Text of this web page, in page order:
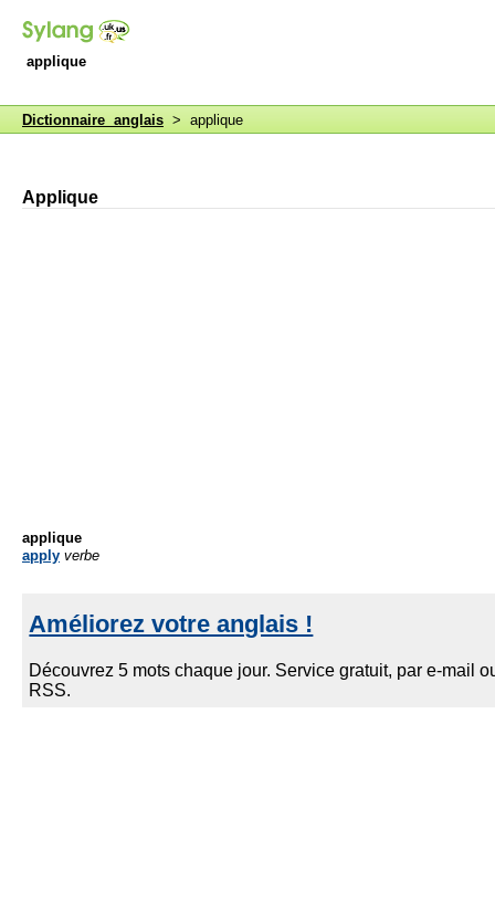
applique
Dictionnaire anglais > applique
Applique
applique
apply verbe